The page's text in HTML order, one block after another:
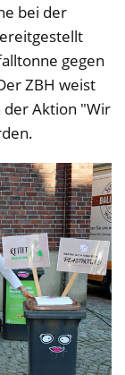
bei der
gegen
ZBH weist
der Aktion "Wir